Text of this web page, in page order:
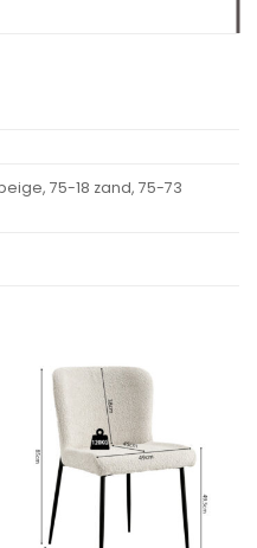
75-18 zand, 75-73